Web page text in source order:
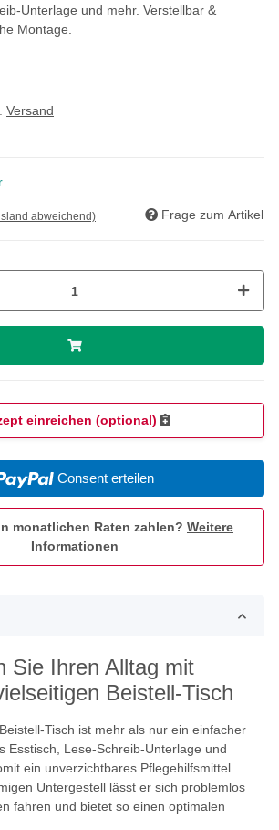
Unterlage und mehr. Verstellbar &
Montage.
Versand
abweichend) Frage zum Artikel
einreichen (optional)
Consent erteilen
monatlichen Raten zahlen? Weitere
Informationen
Sie Ihren Alltag mit
Beistell-Tisch
Tisch ist mehr als nur ein einfacher
Esstisch, Lese-Schreib-Unterlage und
ein unverzichtbares Pflegehilfsmittel.
Untergestell lässt er sich problemlos
fahren und bietet so einen optimalen